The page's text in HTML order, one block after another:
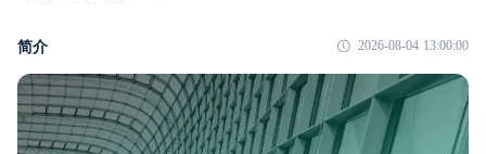
简介 2026-08-04 13:00:00